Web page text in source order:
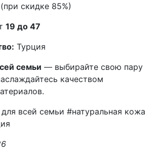
(при скидке 85%)
19 до 47
Турция
семьи — выбирайте свою пару
качеством
всей семьи #натуральная кожа